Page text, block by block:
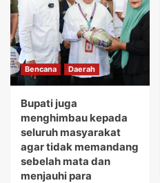
Bencana Daerah
Bupati juga
menghimbau kepada
seluruh masyarakat
agar tidak memandang
sebelah mata dan
menjauhi para